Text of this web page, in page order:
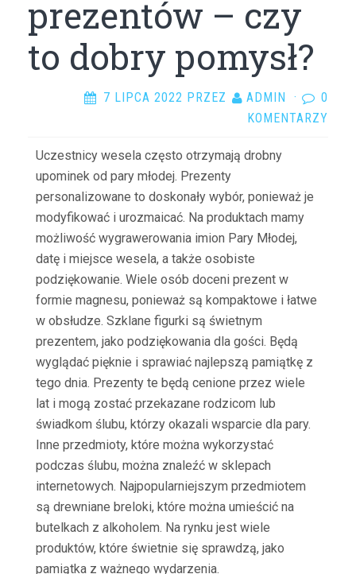
prezentów – czy
to dobry pomysł?
7 LIPCA 2022 PRZEZ ADMIN ·
0
KOMENTARZY
Uczestnicy wesela często otrzymają drobny
upominek od pary młodej. Prezenty
personalizowane to doskonały wybór, ponieważ je
modyfikować i urozmaicać. Na produktach mamy
możliwość wygrawerowania imion Pary Młodej,
datę i miejsce wesela, a także osobiste
podziękowanie. Wiele osób doceni prezent w
formie magnesu, ponieważ są kompaktowe i łatwe
w obsłudze. Szklane figurki są świetnym
prezentem, jako podziękowania dla gości. Będą
wyglądać pięknie i sprawiać najlepszą pamiątkę z
tego dnia. Prezenty te będą cenione przez wiele
lat i mogą zostać przekazane rodzicom lub
świadkom ślubu, którzy okazali wsparcie dla pary.
Inne przedmioty, które można wykorzystać
podczas ślubu, można znaleźć w sklepach
internetowych. Najpopularniejszym przedmiotem
są drewniane breloki, które można umieścić na
butelkach z alkoholem. Na rynku jest wiele
produktów, które świetnie się sprawdzą, jako
pamiątka z ważnego wydarzenia.